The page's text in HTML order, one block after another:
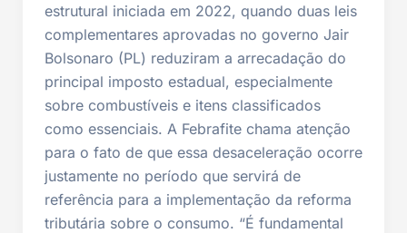
estrutural iniciada em 2022, quando duas leis
complementares aprovadas no governo Jair
Bolsonaro (PL) reduziram a arrecadação do
principal imposto estadual, especialmente
sobre combustíveis e itens classificados
como essenciais. A Febrafite chama atenção
para o fato de que essa desaceleração ocorre
justamente no período que servirá de
referência para a implementação da reforma
tributária sobre o consumo. “É fundamental